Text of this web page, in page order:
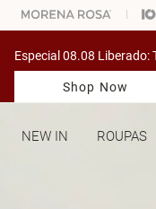
ESCOLHER SEU LOOK?
Especial 08.08 Liberado:
Shop Now
NEW IN ROUPAS